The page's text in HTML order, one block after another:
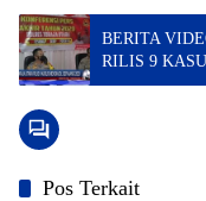
BERITA
RILIS 9
Pos Terkait